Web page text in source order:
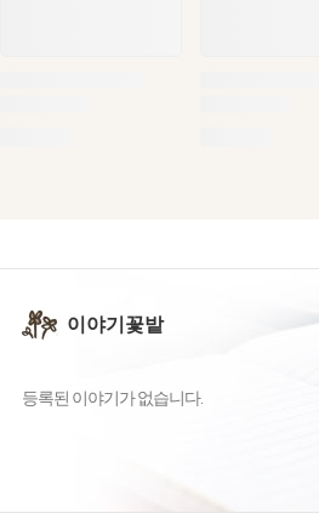
이야기꽃밭
등록된 이야기가 없습니다.